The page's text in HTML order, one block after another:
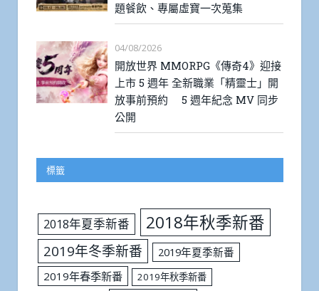
題餐飲、專屬虛寶一次蒐集
04/08/2026
開放世界 MMORPG《傳奇4》迎接
上市 5 週年 全新職業「精靈士」開
放事前預約 5 週年紀念 MV 同步
公開
標籤
2018年夏季新番 2018年秋季新番
2019年冬季新番
2019年夏季新番
2019年春季新番
2019年秋季新番